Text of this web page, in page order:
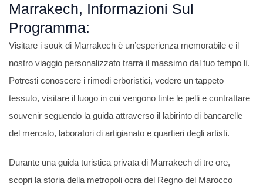
Marrakech, Informazioni Sul
Programma:
Visitare i souk di Marrakech è un’esperienza memorabile e il
nostro viaggio personalizzato trarrà il massimo dal tuo tempo lì.
Potresti conoscere i rimedi erboristici, vedere un tappeto
tessuto, visitare il luogo in cui vengono tinte le pelli e contrattare
souvenir seguendo la guida attraverso il labirinto di bancarelle
del mercato, laboratori di artigianato e quartieri degli artisti.
Durante una guida turistica privata di Marrakech di tre ore,
scopri la storia della metropoli ocra del Regno del Marocco